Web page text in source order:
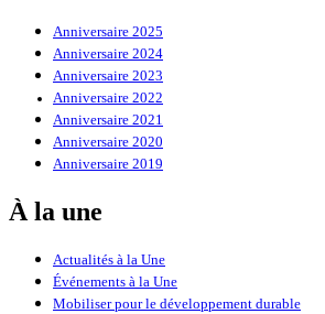
Anniversaire 2025
Anniversaire 2024
Anniversaire 2023
Anniversaire 2022
Anniversaire 2021
Anniversaire 2020
Anniversaire 2019
À la une
Actualités à la Une
Événements à la Une
Mobiliser pour le développement durable